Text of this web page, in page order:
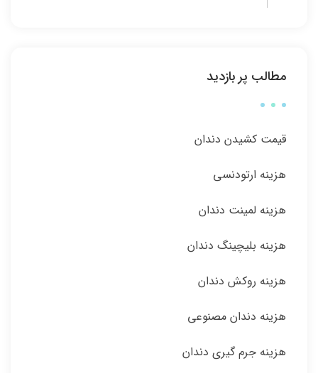
مطالب پر بازدید
قیمت کشیدن دندان
هزینه ارتودنسی
هزینه لمینت دندان
هزینه بلیچینگ دندان
هزینه روکش دندان
هزینه دندان مصنوعی
هزینه جرم گیری دندان